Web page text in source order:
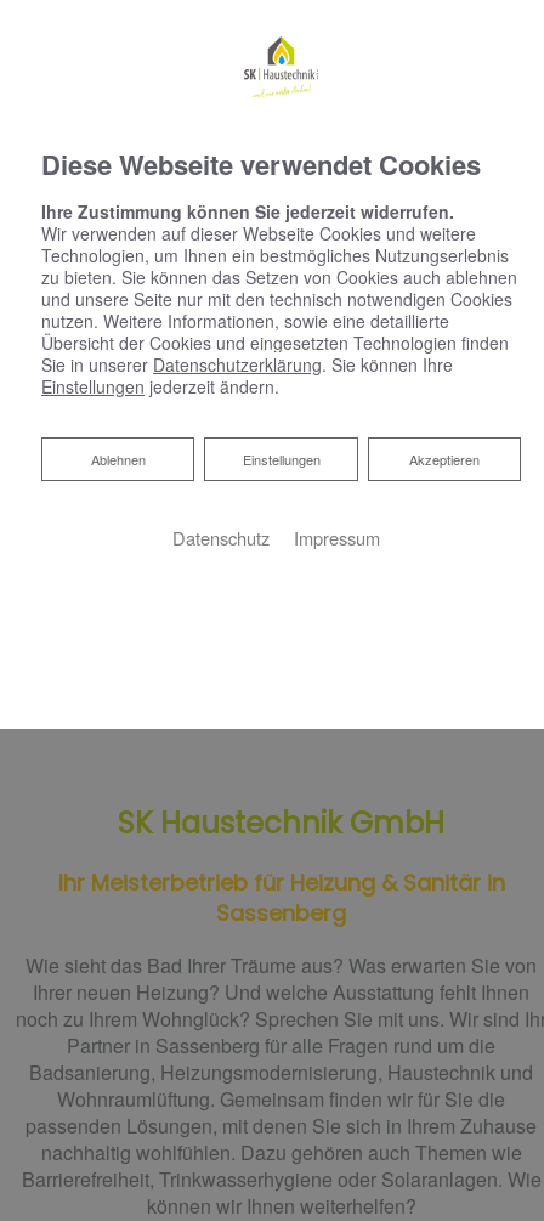
SK Haustechnik GmbH
Ihr Meisterbetrieb für Heizung & Sanitär in
Sassenberg
Wie sieht das Bad Ihrer Träume aus? Was erwarten Sie von
Ihrer neuen Heizung? Und welche Ausstattung fehlt Ihnen
noch zu Ihrem Wohnglück? Sprechen Sie mit uns. Wir sind
Partner in Sassenberg für alle Fragen rund um die
Badsanierung, Heizungsmodernisierung, Haustechnik und
Wohnraumlüftung. Gemeinsam finden wir für Sie die
passenden Lösungen, mit denen Sie sich in Ihrem Zuhause
nachhaltig wohlfühlen. Dazu gehören auch Themen wie
Barrierefreiheit, Trinkwasserhygiene oder Solaranlagen. Wie
können wir Ihnen weiterhelfen?
Diese Webseite verwendet Cookies
Ihre Zustimmung können Sie jederzeit widerrufen.
Wir verwenden auf dieser Webseite Cookies und weitere
Technologien, um Ihnen ein bestmögliches Nutzungserlebnis
zu bieten. Sie können das Setzen von Cookies auch ablehnen
und unsere Seite nur mit den technisch notwendigen Cookies
nutzen. Weitere Informationen, sowie eine detaillierte
Übersicht der Cookies und eingesetzten Technologien finden
Sie in unserer Datenschutzerklärung. Sie können Ihre
Einstellungen jederzeit ändern.
Akzeptieren
Einstellungen
Ablehnen
Ablehnen
Datenschutz Impressum